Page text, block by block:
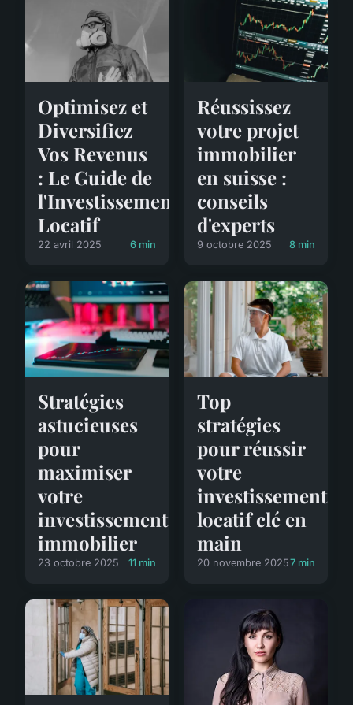
Optimisez et
Diversifiez
Vos Revenus
: Le Guide de
l'Investissement
Locatif
22 avril 2025 6 min
Réussissez
votre projet
immobilier
en suisse :
conseils
d'experts
9 octobre 2025 8 min
Stratégies
astucieuses
pour
maximiser
votre
investissement
immobilier
23 octobre 2025 11 min
Top
stratégies
pour réussir
votre
investissement
locatif clé en
main
20 novembre 20257 min